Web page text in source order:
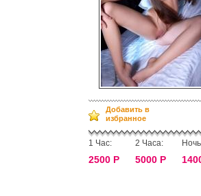
Добавить в
избранное
1 Час:
2500 Р
2 Часа:
5000 Р